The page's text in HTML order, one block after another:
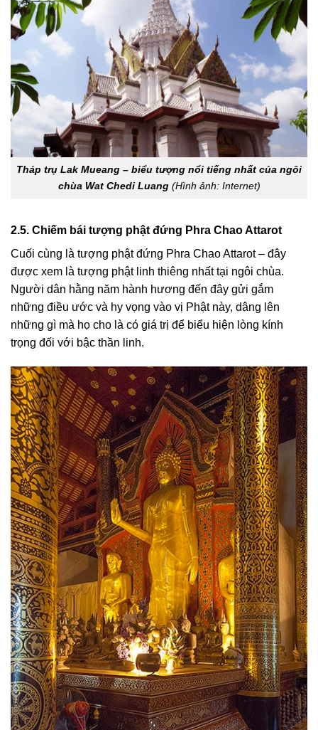
Tháp trụ Lak Mueang – biểu tượng nổi tiếng nhất của ngôi
chùa Wat Chedi Luang(Hình ảnh: Internet)
2.5. Chiếm bái tượng phật đứng Phra Chao Attarot
Cuối cùng là tượng phật đứng Phra Chao Attarot – đây
được xem là tượng phật linh thiêng nhất tại ngôi chùa.
Người dân hằng năm hành hương đến đây gửi gắm
những điều ước và hy vọng vào vị Phật này, dâng lên
những gì mà họ cho là có giá trị để biểu hiện lòng kính
trọng đối với bậc thần linh.